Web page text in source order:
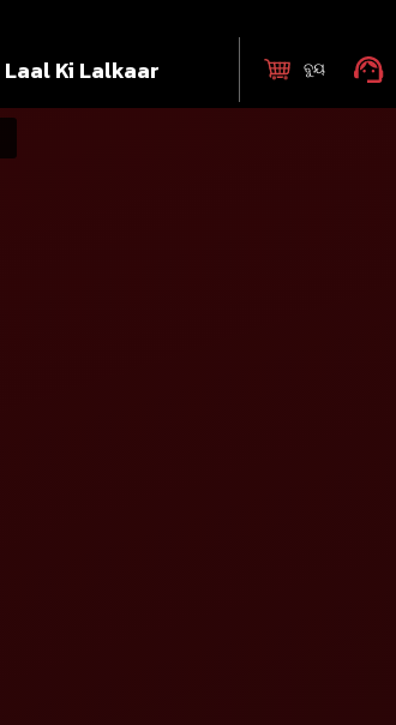
Laal Ki Lalkaar ବୁୟ